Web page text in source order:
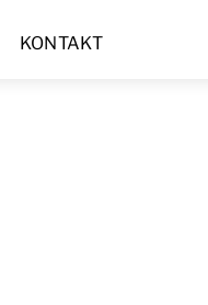
KONTAKT